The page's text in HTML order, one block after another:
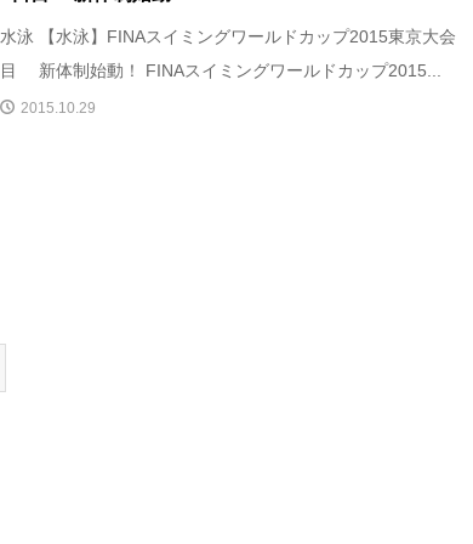
水泳 【水泳】FINAスイミングワールドカップ2015東京大会
目 新体制始動！ FINAスイミングワールドカップ2015...
2015.10.29